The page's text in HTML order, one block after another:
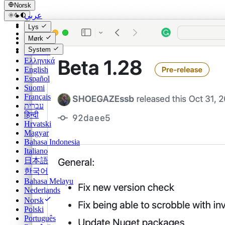
Norsk
عربي
Català
Čeština
Dansk
Deutsch
Ελληνικά
English
Español
Suomi
Français
עברית
हिन्दी
Hrvatski
Magyar
Bahasa Indonesia
Italiano
日本語
한국어
Bahasa Melayu
Nederlands
Norsk
Polski
Português
Lys
Mørk
System